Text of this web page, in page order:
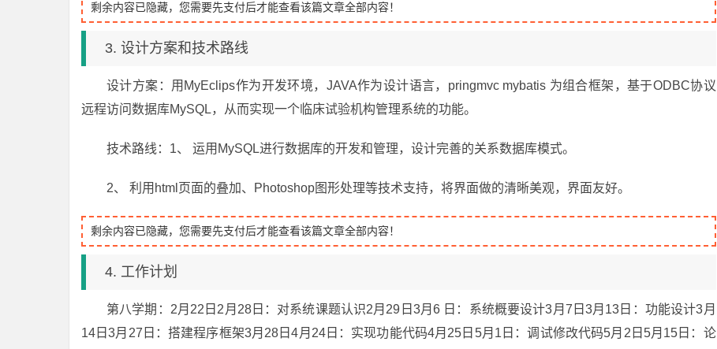
剩余内容已隐藏，您需要先支付后才能查看该篇文章全部内容！
3. 设计方案和技术路线
设计方案：用MyEclips作为开发环境，JAVA作为设计语言，pringmvc mybatis 为组合框架，基于ODBC协议
远程访问数据库MySQL，从而实现一个临床试验机构管理系统的功能。
技术路线：1、 运用MySQL进行数据库的开发和管理，设计完善的关系数据库模式。
2、 利用html页面的叠加、Photoshop图形处理等技术支持，将界面做的清晰美观，界面友好。
剩余内容已隐藏，您需要先支付后才能查看该篇文章全部内容！
4. 工作计划
第八学期：2月22日2月28日：对系统课题认识2月29日3月6 日：系统概要设计3月7日3月13日：功能设计3月
14日3月27日：搭建程序框架3月28日4月24日：实现功能代码4月25日5月1日：调试修改代码5月2日5月15日：论